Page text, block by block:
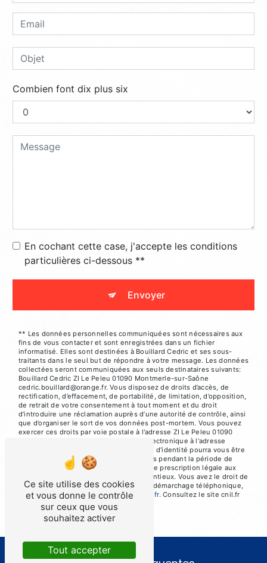
Combien font dix plus six
En cochant cette case, j'accepte les conditions
particulières ci-dessous **
Envoyer
** Les données personnelles communiquées sont nécessaires aux
fins de vous contacter et sont enregistrées dans un fichier
informatisé. Elles sont destinées à Bouillard Cedric et ses sous-
traitants dans le seul but de répondre à votre message. Les données
collectées seront communiquées aux seuls destinataires suivants:
Bouillard Cedric ZI Le Peleu 01090 Montmerle-sur-Saône
cedric.bouillard@orange.fr. Vous disposez de droits d’accès, de
rectification, d’effacement, de portabilité, de limitation, d’opposition,
de retrait de votre consentement à tout moment et du droit
d’introduire une réclamation auprès d’une autorité de contrôle, ainsi
que d’organiser le sort de vos données post-mortem. Vous pouvez
exercer ces droits par voie postale à l'adresse ZI Le Peleu 01090
Montmerle-sur-Saône ou par courrier électronique à l'adresse
cedric.bouillard@orange.fr. Un justificatif d'identité pourra vous être
demandé. Nous conservons vos données pendant la période de
prise de contact puis pendant la durée de prescription légale aux
fins probatoires et de gestion des contentieux. Vous avez le droit de
vous inscrire sur la liste d'opposition au démarchage téléphonique,
disponible à cette adresse: Bloctel.gouv.fr. Consultez le site cnil.fr
pour plus d’informations sur vos droits.
Ce site utilise des cookies
et vous donne le contrôle
sur ceux que vous
souhaitez activer
Tout accepter